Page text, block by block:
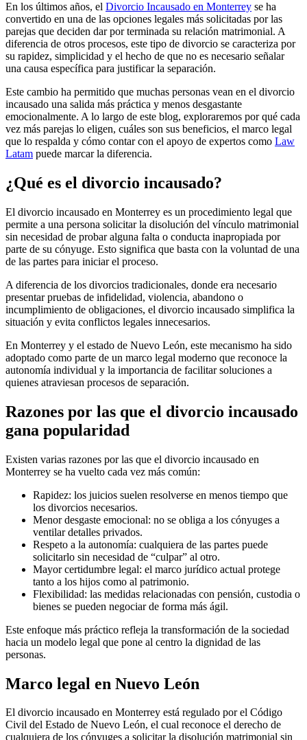
En los últimos años, el Divorcio Incausado en Monterrey se ha
convertido en una de las opciones legales más solicitadas por las
parejas que deciden dar por terminada su relación matrimonial. A
diferencia de otros procesos, este tipo de divorcio se caracteriza por
su rapidez, simplicidad y el hecho de que no es necesario señalar
una causa específica para justificar la separación.
Este cambio ha permitido que muchas personas vean en el divorcio
incausado una salida más práctica y menos desgastante
emocionalmente. A lo largo de este blog, exploraremos por qué cada
vez más parejas lo eligen, cuáles son sus beneficios, el marco legal
que lo respalda y cómo contar con el apoyo de expertos como Law
Latam puede marcar la diferencia.
¿Qué es el divorcio incausado?
El divorcio incausado en Monterrey es un procedimiento legal que
permite a una persona solicitar la disolución del vínculo matrimonial
sin necesidad de probar alguna falta o conducta inapropiada por
parte de su cónyuge. Esto significa que basta con la voluntad de una
de las partes para iniciar el proceso.
A diferencia de los divorcios tradicionales, donde era necesario
presentar pruebas de infidelidad, violencia, abandono o
incumplimiento de obligaciones, el divorcio incausado simplifica la
situación y evita conflictos legales innecesarios.
En Monterrey y el estado de Nuevo León, este mecanismo ha sido
adoptado como parte de un marco legal moderno que reconoce la
autonomía individual y la importancia de facilitar soluciones a
quienes atraviesan procesos de separación.
Razones por las que el divorcio incausado
gana popularidad
Existen varias razones por las que el divorcio incausado en
Monterrey se ha vuelto cada vez más común:
Rapidez: los juicios suelen resolverse en menos tiempo que
los divorcios necesarios.
Menor desgaste emocional: no se obliga a los cónyuges a
ventilar detalles privados.
Respeto a la autonomía: cualquiera de las partes puede
solicitarlo sin necesidad de “culpar” al otro.
Mayor certidumbre legal: el marco jurídico actual protege
tanto a los hijos como al patrimonio.
Flexibilidad: las medidas relacionadas con pensión, custodia o
bienes se pueden negociar de forma más ágil.
Este enfoque más práctico refleja la transformación de la sociedad
hacia un modelo legal que pone al centro la dignidad de las
personas.
Marco legal en Nuevo León
El divorcio incausado en Monterrey está regulado por el Código
Civil del Estado de Nuevo León, el cual reconoce el derecho de
cualquiera de los cónyuges a solicitar la disolución matrimonial sin